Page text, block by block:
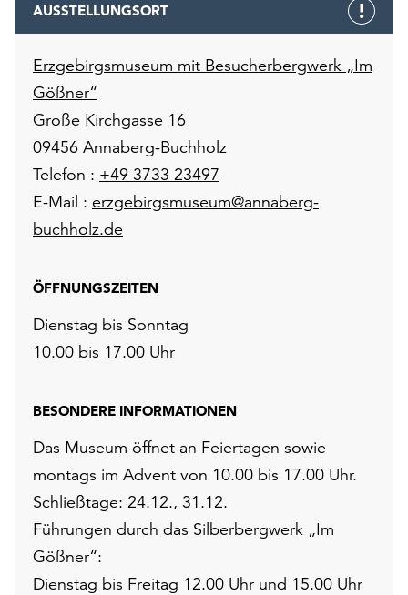
AUSSTELLUNGSORT
Erzgebirgsmuseum mit Besucherbergwerk „Im
Gößner“
Große Kirchgasse 16
09456 Annaberg-Buchholz
Telefon : +49 3733 23497
E-Mail : erzgebirgsmuseum@annaberg-
buchholz.de
ÖFFNUNGSZEITEN
Dienstag bis Sonntag
10.00 bis 17.00 Uhr
BESONDERE INFORMATIONEN
Das Museum öffnet an Feiertagen sowie
montags im Advent von 10.00 bis 17.00 Uhr.
Schließtage: 24.12., 31.12.
Führungen durch das Silberbergwerk „Im
Gößner“:
Dienstag bis Freitag 12.00 Uhr und 15.00 Uhr